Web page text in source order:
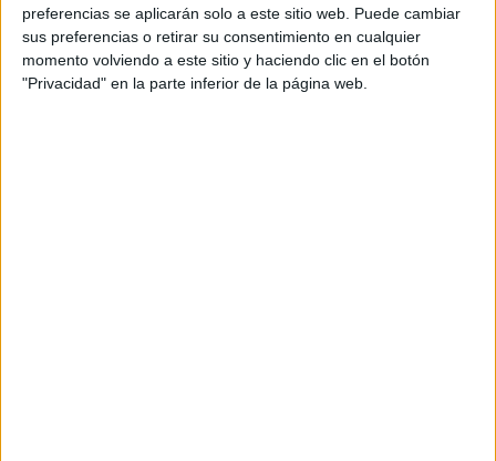
preferencias se aplicarán solo a este sitio web. Puede cambiar
sus preferencias o retirar su consentimiento en cualquier
momento volviendo a este sitio y haciendo clic en el botón
"Privacidad" en la parte inferior de la página web.